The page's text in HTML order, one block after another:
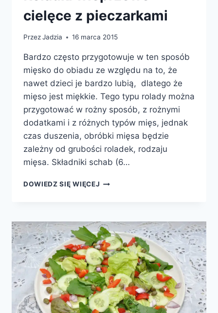
cielęce z pieczarkami
PrzezJadzia 16 marca 2015
Bardzo często przygotowuje w ten sposób
mięsko do obiadu ze względu na to, że
nawet dzieci je bardzo lubią, dlatego że
mięso jest miękkie. Tego typu rolady można
przygotować w rożny sposób, z rożnymi
dodatkami i z różnych typów mięs, jednak
czas duszenia, obróbki mięsa będzie
zależny od grubości roladek, rodzaju
mięsa. Składniki schab (6…
DOWIEDZ SIĘ WIĘCEJ ROLADKI
PIECZARKAMI